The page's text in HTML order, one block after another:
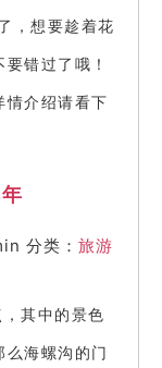
，想要趁着花
错过了哦！
情介绍请看下
分类： 旅游
其中的景色
海螺沟的门